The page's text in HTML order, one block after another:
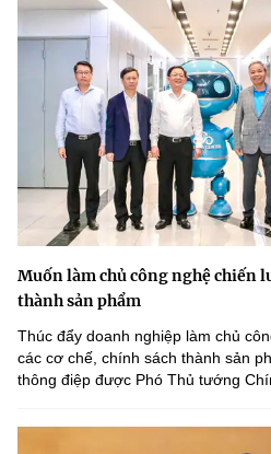
Muốn làm chủ công nghệ chiến
thành sản phẩm
Thúc đẩy doanh nghiệp làm chủ
các cơ chế, chính sách thành sản
thông điệp được Phó Thủ tướng